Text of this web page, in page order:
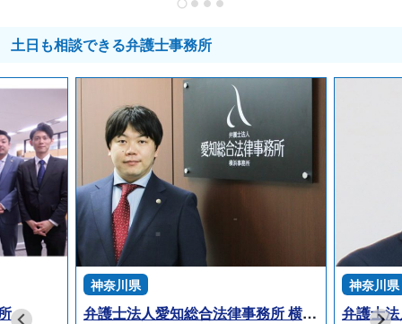
土日も相談できる弁護士事務所
神奈川県
弁護士法人愛知総合法律事務所 横浜事務所
神奈川県
弁護士